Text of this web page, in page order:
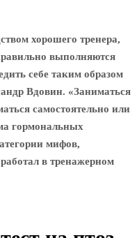
хорошего тренера,
выполняются
себе таким образом
Вдовин. «Заниматься
самостоятельно или
гормональных
мифов,
в тренажерном